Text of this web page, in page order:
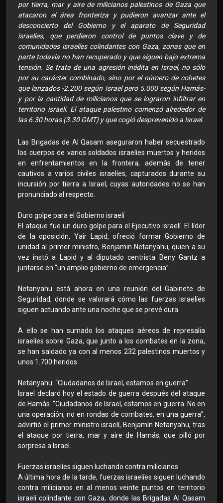
por tierra, mar y aire de milicianos palestinos de Gaza que
atacaron el área fronteriza y pudieron avanzar ante el
desconcierto del Gobierno y el aparato de Seguridad
israelíes, que perdieron control de puntos clave y de
comunidades israelíes colindantes con Gaza, zonas que en
parte todavía no han recuperado y que siguen bajo extrema
tensión. Se trata de una agresión inédita en Israel, no sólo
por su carácter combinado, sino por el número de cohetes
que lanzados -2.200 según Israel pero 5.000 según Hamás-
y por la cantidad de milicianos que se lograron infiltrar en
territorio israelí. El ataque palestino comenzó alrededor de
las 6.30 horas (3.30 GMT) y que cogió desprevenido a Israel.
Las Brigadas de Al Qasam aseguraron haber secuestrado
los cuerpos de varios soldados israelíes muertos y heridos
en enfrentamientos en la frontera; además de tener
cautivos a varios civiles israelíes, capturados durante su
incursión por tierra a Israel, cuyas autoridades no se han
pronunciado al respecto.
Duro golpe para el Gobierno israelí
El ataque fue un duro golpe para el Ejecutivo israelí. El líder
de la oposición, Yair Lapid, ofreció formar Gobierno de
unidad al primer ministro, Benjamin Netanyahu, quien a su
vez instó a Lapid y al diputado centrista Beny Gantz a
juntarse en “un amplio gobierno de emergencia”.
Netanyahu está ahora en una reunión del Gabinete de
Seguridad, donde se valorará cómo las fuerzas israelíes
siguen actuando ante una noche que se prevé dura.
A ello se han sumado los ataques aéreos de represalia
israelíes sobre Gaza, que junto a los combates en la zona,
se han saldado ya con al menos 232 palestinos muertos y
unos 1.700 heridos.
Netanyahu: “Ciudadanos de Israel, estamos en guerra”
Israel declaró hoy el estado de guerra después del ataque
de Hamás. “Ciudadanos de Israel, estamos en guerra. No en
una operación, no en rondas de combates, en una guerra”,
advirtió el primer ministro israelí, Benjamín Netanyahu, tras
el ataque por tierra, mar y aire de Hamás, que pilló por
sorpresa a Israel.
Fuerzas israelíes siguen luchando contra milicianos
A última hora de la tarde, fuerzas israelíes siguen luchando
contra milicianos en al menos veinte puntos en territorio
israelí colindante con Gaza, donde las Brigadas Al Qasam